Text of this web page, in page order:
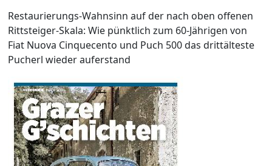
Restaurierungs-Wahnsinn auf der nach oben offenen
Rittsteiger-Skala: Wie pünktlich zum 60-Jährigen von
Fiat Nuova Cinquecento und Puch 500 das drittälteste
Pucherl wieder auferstand